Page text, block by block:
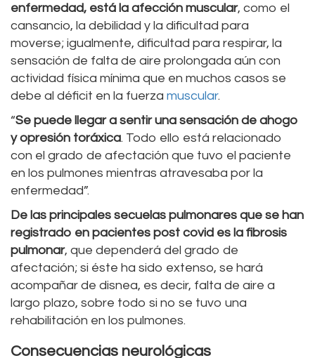
enfermedad, está la afección muscular, como el
cansancio, la debilidad y la dificultad para
moverse; igualmente, dificultad para respirar, la
sensación de falta de aire prolongada aún con
actividad física mínima que en muchos casos se
debe al déficit en la fuerza muscular.
“Se puede llegar a sentir una sensación de ahogo
y opresión toráxica. Todo ello está relacionado
con el grado de afectación que tuvo el paciente
en los pulmones mientras atravesaba por la
enfermedad”.
De las principales secuelas pulmonares que se han
registrado en pacientes post covid es la fibrosis
pulmonar, que dependerá del grado de
afectación; si éste ha sido extenso, se hará
acompañar de disnea, es decir, falta de aire a
largo plazo, sobre todo si no se tuvo una
rehabilitación en los pulmones.
Consecuencias neurológicas